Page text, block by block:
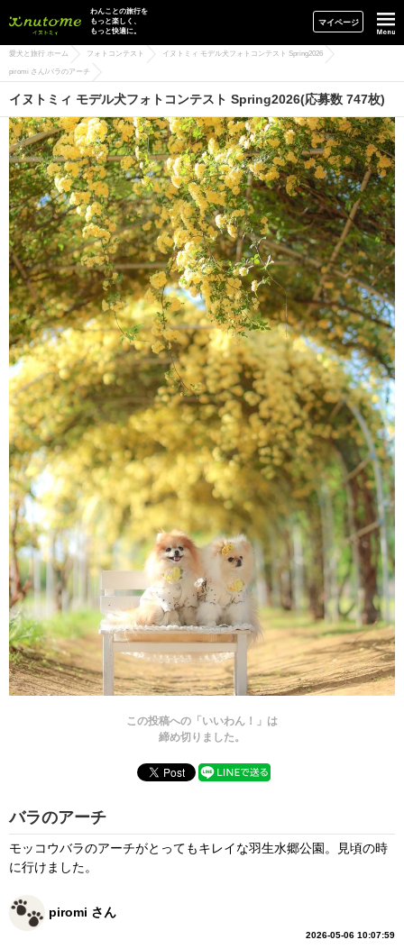
イヌトミィ
わんことの旅行を
もっと楽しく、
もっと快適に。
マイページ
愛犬と旅行 ホーム フォトコンテスト イヌトミィ モデル犬フォトコンテスト Spring2026
piromi さん/バラのアーチ
イヌトミィ モデル犬フォトコンテスト Spring2026(応募数 747枚)
この投稿への「いいわん！」は
締め切りました。
バラのアーチ
モッコウバラのアーチがとってもキレイな羽生水郷公園。見頃の時
に行けました。
piromi さん
2026-05-06 10:07:59